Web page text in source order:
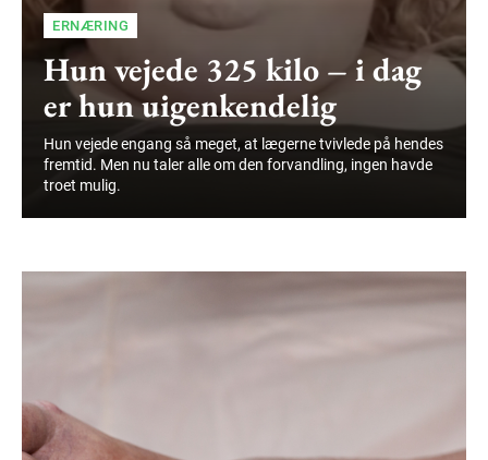
ERNÆRING
Hun vejede 325 kilo – i dag
er hun uigenkendelig
Hun vejede engang så meget, at lægerne tvivlede på hendes
fremtid. Men nu taler alle om den forvandling, ingen havde
troet mulig.